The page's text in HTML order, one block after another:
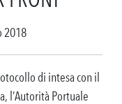
2018
di intesa con il
l’Autorità Portuale